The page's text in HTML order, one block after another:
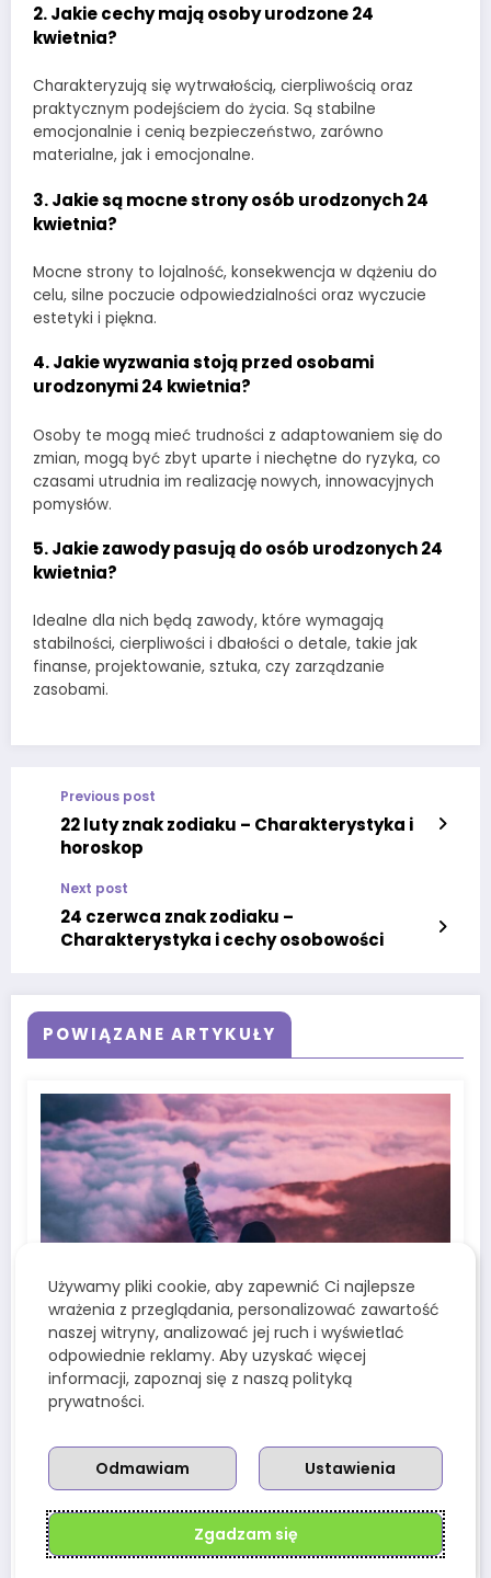
2. Jakie cechy mają osoby urodzone 24
kwietnia?
Charakteryzują się wytrwałością, cierpliwością oraz
praktycznym podejściem do życia. Są stabilne
emocjonalnie i cenią bezpieczeństwo, zarówno
materialne, jak i emocjonalne.
3. Jakie są mocne strony osób urodzonych 24
kwietnia?
Mocne strony to lojalność, konsekwencja w dążeniu do
celu, silne poczucie odpowiedzialności oraz wyczucie
estetyki i piękna.
4. Jakie wyzwania stoją przed osobami
urodzonymi 24 kwietnia?
Osoby te mogą mieć trudności z adaptowaniem się do
zmian, mogą być zbyt uparte i niechętne do ryzyka, co
czasami utrudnia im realizację nowych, innowacyjnych
pomysłów.
5. Jakie zawody pasują do osób urodzonych 24
kwietnia?
Idealne dla nich będą zawody, które wymagają
stabilności, cierpliwości i dbałości o detale, takie jak
finanse, projektowanie, sztuka, czy zarządzanie
zasobami.
Previous post
22 luty znak zodiaku – Charakterystyka i
horoskop
Next post
24 czerwca znak zodiaku –
Charakterystyka i cechy osobowości
POWIĄZANE ARTYKUŁY
Redakcja Wenusjanek 0
Medium Coeli – co oznacza Twój
szczyt kariery w astrologii?
19 Lipca, 2025
Używamy pliki cookie, aby zapewnić Ci najlepsze
wrażenia z przeglądania, personalizować zawartość
naszej witryny, analizować jej ruch i wyświetlać
odpowiednie reklamy. Aby uzyskać więcej
informacji, zapoznaj się z naszą polityką
prywatności.
Zgadzam się
Ustawienia
Odmawiam